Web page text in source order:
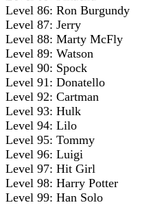
Level 86: Ron Burgundy
Level 87: Jerry
Level 88: Marty McFly
Level 89: Watson
Level 90: Spock
Level 91: Donatello
Level 92: Cartman
Level 93: Hulk
Level 94: Lilo
Level 95: Tommy
Level 96: Luigi
Level 97: Hit Girl
Level 98: Harry Potter
Level 99: Han Solo